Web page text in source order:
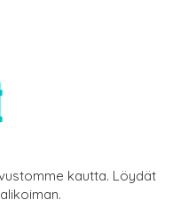
kautta. Löydät